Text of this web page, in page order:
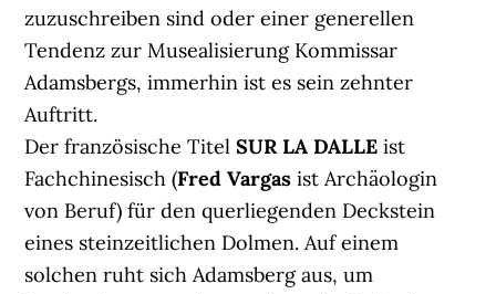
zuzuschreiben sind oder einer generellen
Tendenz zur Musealisierung Kommissar
Adamsbergs, immerhin ist es sein zehnter
Auftritt.
Der französische TitelSUR LA DALLE ist
Fachchinesisch (Fred Vargas ist Archäologin
von Beruf) für den querliegenden Deckstein
eines steinzeitlichen Dolmen. Auf einem
solchen ruht sich Adamsberg aus, um